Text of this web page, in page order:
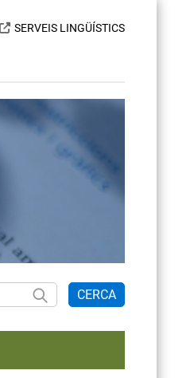
SERVEIS LINGÜÍSTICS
CERCA